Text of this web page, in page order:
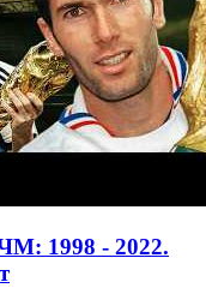
1998 - 2022.